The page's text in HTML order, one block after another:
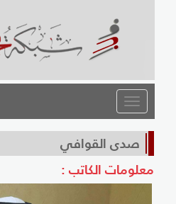
القائمة
صدى القوافي
معلومات الكاتب :